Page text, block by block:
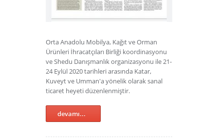
Orta Anadolu Mobilya, Kağıt ve Orman
Ürünleri İhracatçıları Birliği koordinasyonu
ve Shedu Danışmanlık organizasyonu ile 21-
24 Eylül 2020 tarihleri arasında Katar,
Kuveyt ve Umman'a yönelik olarak sanal
ticaret heyeti düzenlenmiştir.
devamı...